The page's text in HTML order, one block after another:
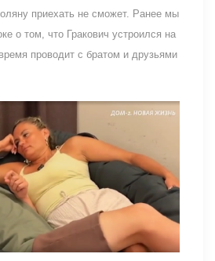
приехать не сможет. Ранее мы
о том, что Гракович устроился на
проводит с братом и друзьями